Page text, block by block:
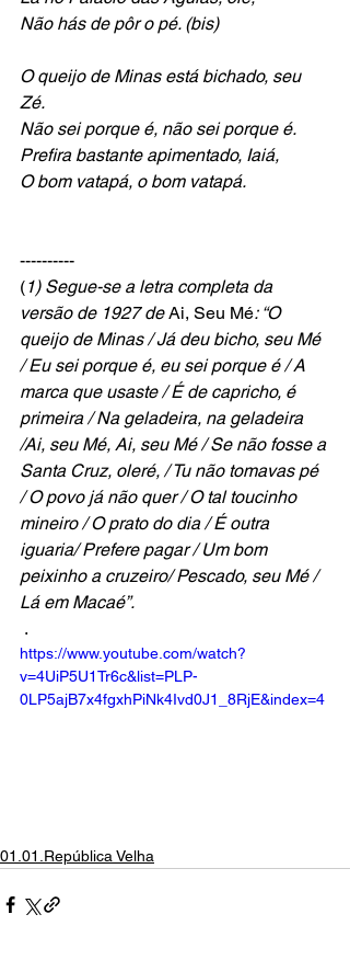
Não hás de pôr o pé. (bis)
O queijo de Minas está bichado, seu
Zé.
Não sei porque é, não sei porque é.
Prefira bastante apimentado, Iaiá,
O bom vatapá, o bom vatapá.
----------
(1) Segue-se a letra completa da
versão de 1927 de Ai, Seu Mé: “O
queijo de Minas / Já deu bicho, seu Mé
/ Eu sei porque é, eu sei porque é / A
marca que usaste / É de capricho, é
primeira / Na geladeira, na geladeira
/Ai, seu Mé, Ai, seu Mé / Se não fosse a
Santa Cruz, oleré, / Tu não tomavas pé
/ O povo já não quer / O tal toucinho
mineiro / O prato do dia / É outra
iguaria/ Prefere pagar / Um bom
peixinho a cruzeiro/ Pescado, seu Mé /
Lá em Macaé”.
.
https://www.youtube.com/watch?
v=4UiP5U1Tr6c&list=PLP-
0LP5ajB7x4fgxhPiNk4Ivd0J1_8RjE&index=4
01.01.República Velha